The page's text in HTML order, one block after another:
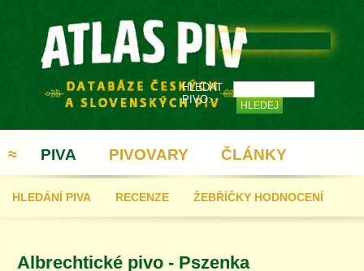
HLEDAT
PIVO:
≈ PIVA
HLEDÁNÍ PIVA RECENZE ŽEBŘÍČKY HODNOCENÍ
PIVOVARY ČLÁNKY
REGISTRACE
Albrechtické pivo - Pszenka